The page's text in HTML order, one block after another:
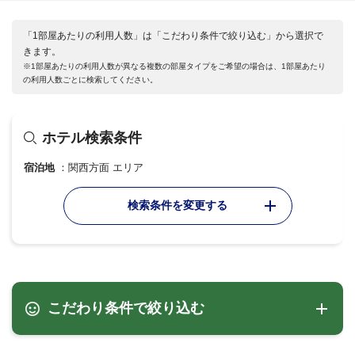
「1部屋あたりの利用人数」は「こだわり条件で絞り込む」から選択で
きます。
※1部屋あたりの利用人数が異なる複数の部屋タイプをご希望の場合は、1部屋あたり
の利用人数ごとに検索してください。
ホテル検索条件
宿泊地 関西方面 エリア
検索条件を変更する
こだわり条件で絞り込む